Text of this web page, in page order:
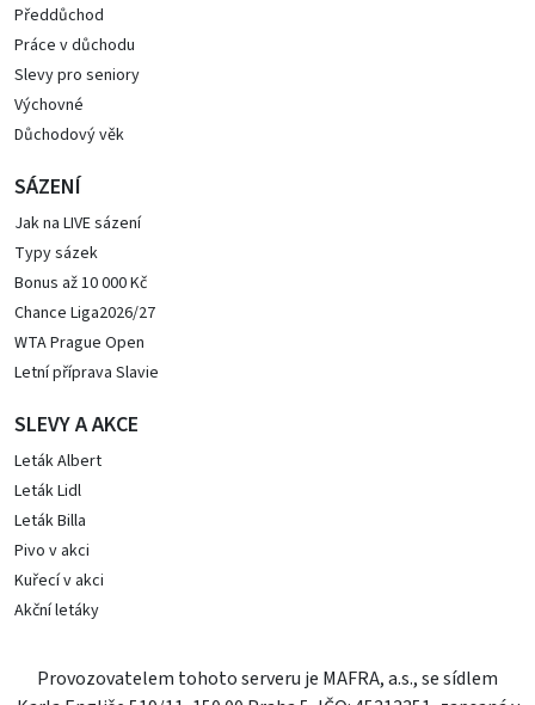
Předdůchod
Práce v důchodu
Slevy pro seniory
Výchovné
Důchodový věk
SÁZENÍ
Jak na LIVE sázení
Typy sázek
Bonus až 10 000 Kč
Chance Liga2026/27
WTA Prague Open
Letní příprava Slavie
SLEVY A AKCE
Leták Albert
Leták Lidl
Leták Billa
Pivo v akci
Kuřecí v akci
Akční letáky
Provozovatelem tohoto serveru je MAFRA, a.s., se sídlem